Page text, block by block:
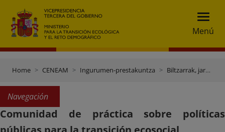
Menú
Home CENEAM Ingurumen-prestakuntza Biltzarrak, jardunaldiak eta beste ekitaldi batzuk
Navegación
Comunidad de práctica sobre políticas